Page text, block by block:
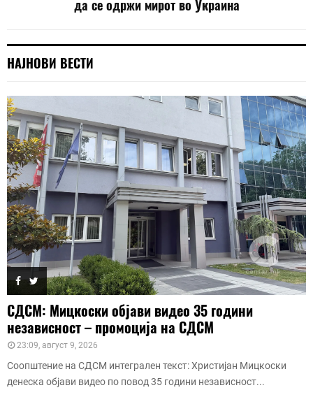
да се одржи мирот во Украина
НАЈНОВИ ВЕСТИ
СДСМ: Мицкоски објави видео 35 години
независност – промоција на СДСМ
23:09, август 9, 2026
Соопштение на СДСМ интегрален текст: Христијан Мицкоски
денеска објави видео по повод 35 години независност...